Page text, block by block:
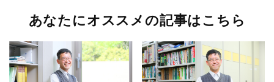
あなたにオススメの記事はこちら